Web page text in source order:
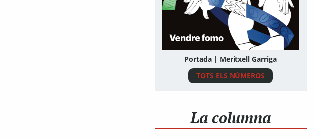
Portada | Meritxell Garriga
TOTS ELS NÚMEROS
La columna